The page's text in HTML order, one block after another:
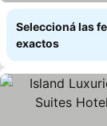
Seleccioná las
exactos